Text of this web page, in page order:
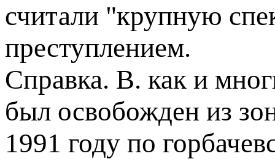
считали "крупную
преступлением.
Справка. В. как и
был освобожден из
1991 году по